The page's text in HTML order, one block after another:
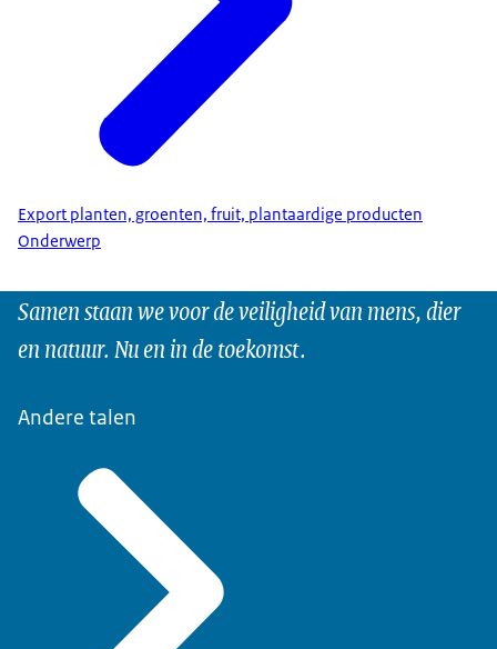
Export planten, groenten, fruit, plantaardige producten
Onderwerp
Samen staan we voor de veiligheid van mens, dier
en natuur. Nu en in de toekomst.
Andere talen